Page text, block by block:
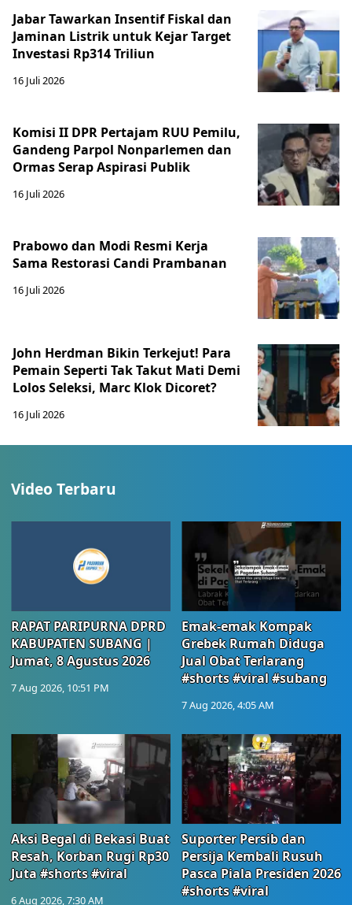
Jabar Tawarkan Insentif Fiskal dan
Jaminan Listrik untuk Kejar Target
Investasi Rp314 Triliun
16 Juli 2026
Komisi II DPR Pertajam RUU Pemilu,
Gandeng Parpol Nonparlemen dan
Ormas Serap Aspirasi Publik
16 Juli 2026
Prabowo dan Modi Resmi Kerja
Sama Restorasi Candi Prambanan
16 Juli 2026
John Herdman Bikin Terkejut! Para
Pemain Seperti Tak Takut Mati Demi
Lolos Seleksi, Marc Klok Dicoret?
16 Juli 2026
Video Terbaru
RAPAT PARIPURNA DPRD
KABUPATEN SUBANG |
Jumat, 8 Agustus 2026
7 Aug 2026, 10:51 PM
Emak-emak Kompak
Grebek Rumah Diduga
Jual Obat Terlarang
#shorts #viral #subang
7 Aug 2026, 4:05 AM
Aksi Begal di Bekasi Buat
Resah, Korban Rugi Rp30
Juta #shorts #viral
6 Aug 2026, 7:30 AM
Suporter Persib dan
Persija Kembali Rusuh
Pasca Piala Presiden 2026
#shorts #viral